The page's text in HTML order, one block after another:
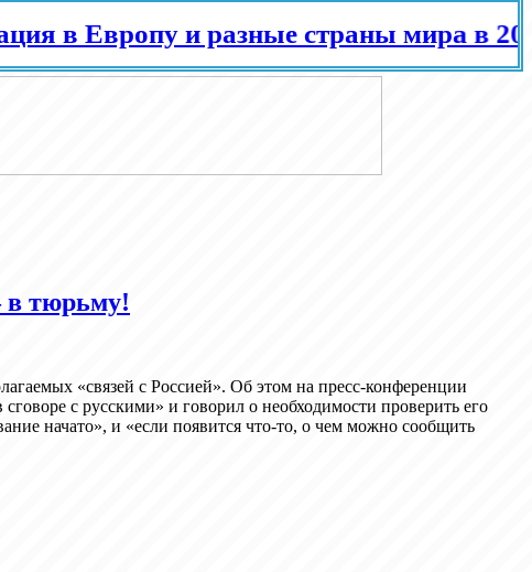
Европу и разные страны мира в 2025
в тюрьму!
«связей с Россией». Об этом на пресс-конференции
с русскими» и говорил о необходимости проверить его
начато», и «если появится что-то, о чем можно сообщить